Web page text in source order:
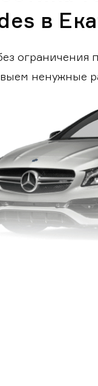
в
ограничения
ненужные